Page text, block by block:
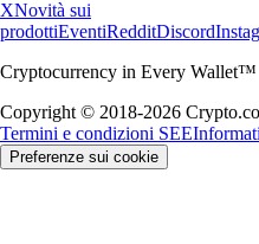
XNovità sui
prodottiEventiRedditDiscord
Cryptocurrency in Every Wallet™
Copyright © 2018-2026
Termini e condizioni SEE
Preferenze sui cookie